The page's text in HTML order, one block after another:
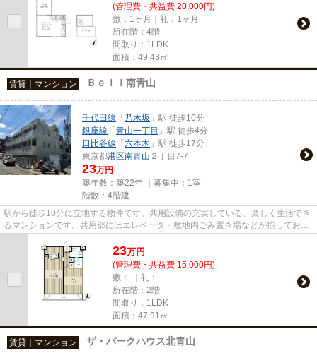
(管理費・共益費 20,000円)
敷：1ヶ月｜礼：1ヶ月
所在階：4階
間取り：1LDK
面積：49.43㎡
賃貸｜マンション Ｂｅｌｌ南青山
千代田線 「 乃木坂 」駅 徒歩10分
銀座線 「青山一丁目 」駅 徒歩4分
日比谷線 「六本木 」駅 徒歩17分
東京都港区南青山 ２丁目7-7
23万円
築年数：築22年 ｜募集中： 1室
階数：4階建
駅から徒歩10分に立地する物件です。共用設備の充実している、楽しく生活でき
るマンションです。共用部にはエレベータ・敷地内ごみ置き場などが揃ってお
り、とても充実しています。こ...
23万円
(管理費・共益費 15,000円)
敷：-｜礼：-
所在階：2階
間取り：1LDK
面積：47.91㎡
賃貸｜マンション ザ・パークハウス北青山